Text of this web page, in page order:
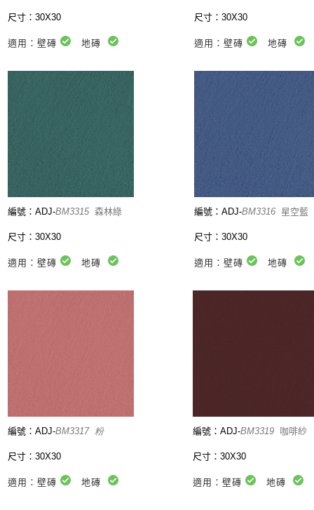
尺寸：30X30
適用：壁磚 地磚
尺寸：30X30
適用：壁磚 地磚
編號：ADJ-BM3315 森林綠
尺寸：30X30
適用：壁磚 地磚
編號：ADJ-BM3316 星空藍
尺寸：30X30
適用：壁磚 地磚
編號：ADJ-BM3317 粉
尺寸：30X30
適用：壁磚 地磚
編號：ADJ-BM3319 咖啡
尺寸：30X30
適用：壁磚 地磚